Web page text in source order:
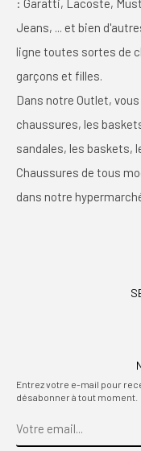
Jeans, ... et bien
ligne toutes sortes de
garçons et filles.
Dans notre Outlet,
chaussures, les
sandales, les baskets,
Chaussures de tous
dans notre
Entrez votre e-mail pour
désabonner à tout moment.